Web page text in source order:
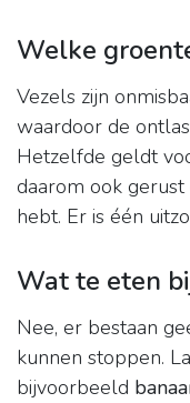
Welke
Vezels zijn
waardoor de
Hetzelfde geldt
daarom ook gerust
hebt. Er is één
Wat te eten
Nee, er bestaan
kunnen stoppen.
bijvoorbeeld